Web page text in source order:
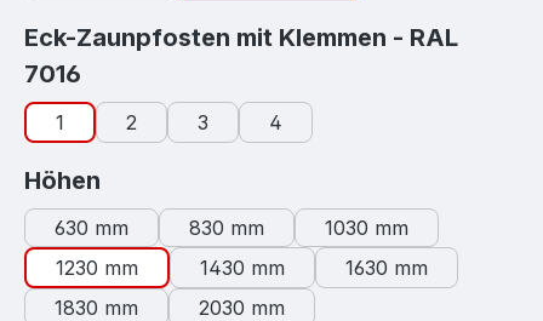
Eck-Zaunpfosten mit Klemmen - RAL
7016
1 2 3 4
Höhen
630 mm 830 mm
1030 mm
1230 mm
1430 mm
1630 mm
1830 mm
2030 mm